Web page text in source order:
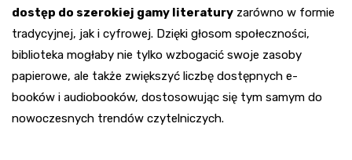
dostęp do szerokiej gamy literatury zarówno w formie
tradycyjnej, jak i cyfrowej. Dzięki głosom społeczności,
biblioteka mogłaby nie tylko wzbogacić swoje zasoby
papierowe, ale także zwiększyć liczbę dostępnych e-
booków i audiobooków, dostosowując się tym samym do
nowoczesnych trendów czytelniczych.